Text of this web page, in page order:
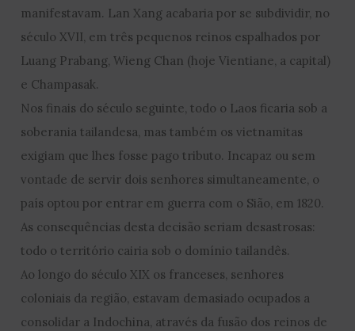
manifestavam. Lan Xang acabaria por se subdividir, no
século XVII, em três pequenos reinos espalhados por
Luang Prabang, Wieng Chan (hoje Vientiane, a capital)
e Champasak.
Nos finais do século seguinte, todo o Laos ficaria sob a
soberania tailandesa, mas também os vietnamitas
exigiam que lhes fosse pago tributo. Incapaz ou sem
vontade de servir dois senhores simultaneamente, o
país optou por entrar em guerra com o Sião, em 1820.
As consequências desta decisão seriam desastrosas:
todo o território cairia sob o domínio tailandês.
Ao longo do século XIX os franceses, senhores
coloniais da região, estavam demasiado ocupados a
consolidar a Indochina, através da fusão dos reinos de